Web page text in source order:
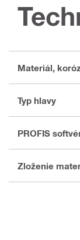
Materiál,
Typ hlavy
PROFIS
Zloženie